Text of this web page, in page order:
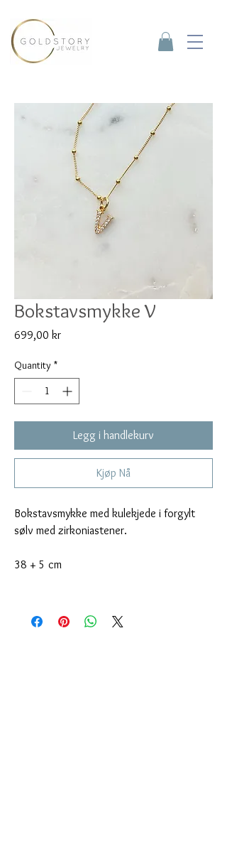
Bokstavsmykke V
699,00 krPrice
Quantity *
Legg i handlekurv
Kjøp Nå
Bokstavsmykke med kulekjede i forgylt
sølv med zirkoniastener.
38 + 5 cm